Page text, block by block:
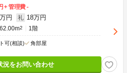
管理費-
円 礼 18万円
62.00m2 1階
可(相談) 角部屋
況をお問い合わせ